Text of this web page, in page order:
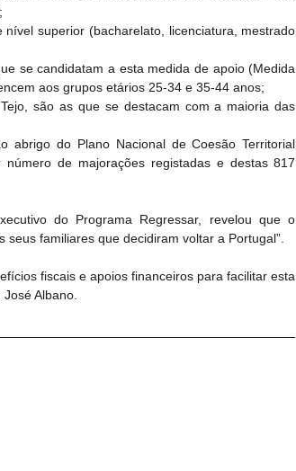
nível superior (bacharelato, licenciatura, mestrado
se candidatam a esta medida de apoio (Medida
aos grupos etários 25-34 e 35-44 anos;
são as que se destacam com a maioria das
abrigo do Plano Nacional de Coesão Territorial
de majorações registadas e destas 817
do Programa Regressar, revelou que o
familiares que decidiram voltar a Portugal”.
fiscais e apoios financeiros para facilitar esta
José Albano.